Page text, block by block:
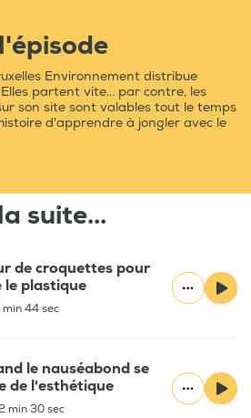
Environnement distribue
partent vite... par contre, les
son site sont valables tout le temps
d'apprendre à jongler avec le
suite...
de croquettes pour
le plastique
min 44 sec
le nauséabond se
de l'esthétique
min 30 sec